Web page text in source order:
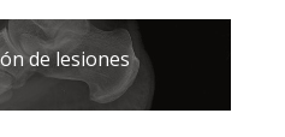
de lesiones